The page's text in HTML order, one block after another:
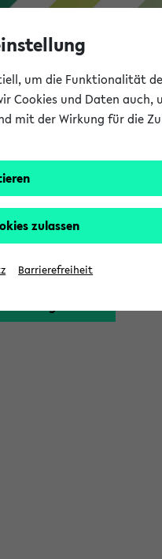
einer Anmeldung am
Sie sich
um die Funktionalität
Cookies und Daten
mit der Wirkung für die
zulassen
Barrierefreiheit